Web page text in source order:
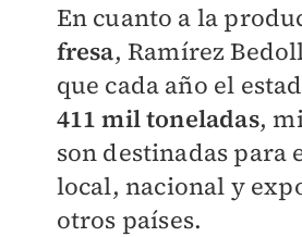
En cuanto a la
fresa, Ramírez
que cada año el
411 mil toneladas,
son destinadas para
local, nacional y
otros países.